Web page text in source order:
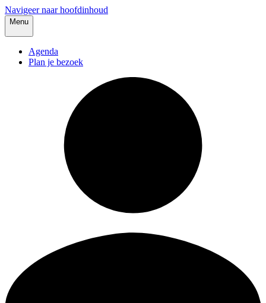
Navigeer naar hoofdinhoud
Menu
Agenda
Plan je bezoek